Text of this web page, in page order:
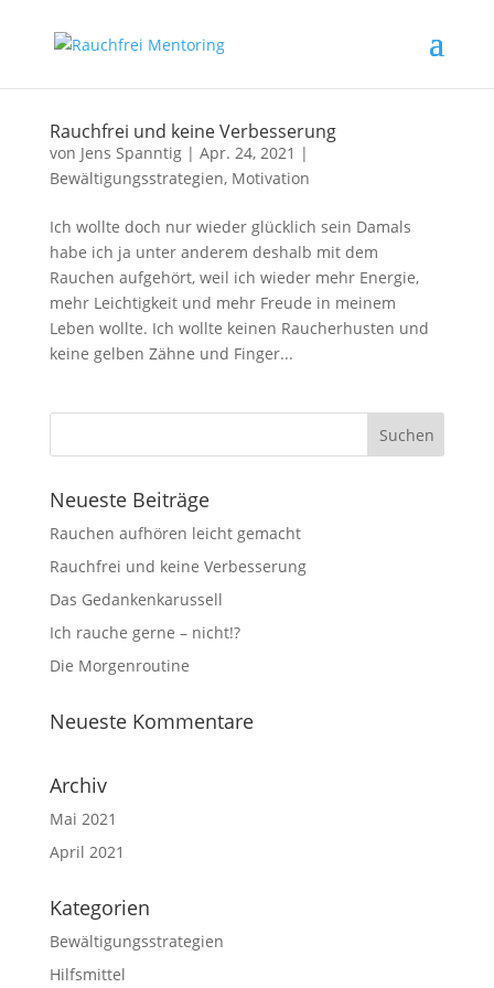
Rauchfrei und keine Verbesserung
von Jens Spanntig| Apr. 24, 2021 |
Bewältigungsstrategien, Motivation
Ich wollte doch nur wieder glücklich sein Damals
habe ich ja unter anderem deshalb mit dem
Rauchen aufgehört, weil ich wieder mehr Energie,
mehr Leichtigkeit und mehr Freude in meinem
Leben wollte. Ich wollte keinen Raucherhusten und
keine gelben Zähne und Finger...
Neueste Beiträge
Rauchen aufhören leicht gemacht
Rauchfrei und keine Verbesserung
Das Gedankenkarussell
Ich rauche gerne – nicht!?
Die Morgenroutine
Neueste Kommentare
Archiv
Mai 2021
April 2021
Kategorien
Bewältigungsstrategien
Hilfsmittel